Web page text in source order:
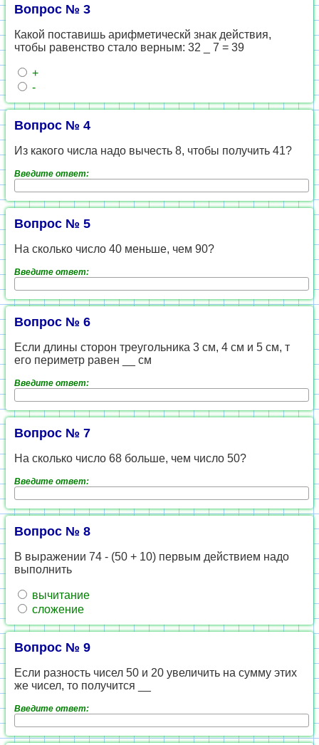
Вопрос № 3
Какой поставишь арифметическй знак действия,
чтобы равенство стало верным: 32 _ 7 = 39
+
-
Вопрос № 4
Из какого числа надо вычесть 8, чтобы получить 41?
Введите ответ:
Вопрос № 5
На сколько число 40 меньше, чем 90?
Введите ответ:
Вопрос № 6
Если длины сторон треугольника 3 см, 4 см и 5 см, т
его периметр равен __ см
Введите ответ:
Вопрос № 7
На сколько число 68 больше, чем число 50?
Введите ответ:
Вопрос № 8
В выражении 74 - (50 + 10) первым действием надо
выполнить
вычитание
сложение
Вопрос № 9
Если разность чисел 50 и 20 увеличить на сумму этих
же чисел, то получится __
Введите ответ: